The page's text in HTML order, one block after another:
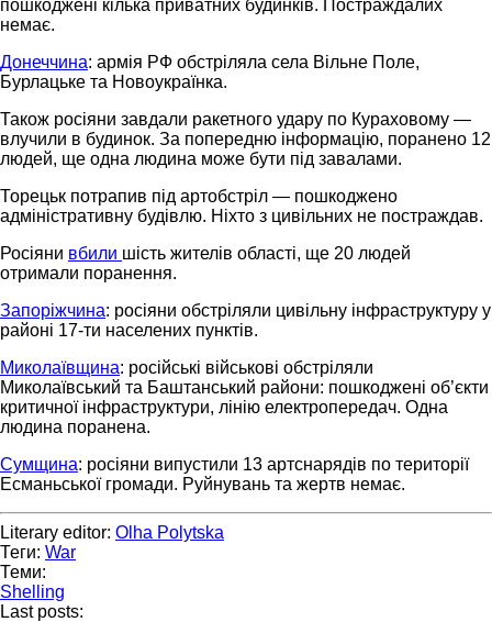
пошкоджені кілька приватних будинків. Постраждалих
немає.
Донеччина: армія РФ обстріляла села Вільне Поле,
Бурлацьке та Новоукраїнка.
Також росіяни завдали ракетного удару по Кураховому —
влучили в будинок. За попередню інформацію, поранено 12
людей, ще одна людина може бути під завалами.
Торецьк потрапив під артобстріл — пошкоджено
адміністративну будівлю. Ніхто з цивільних не постраждав.
Росіяни вбили шість жителів області, ще 20 людей
отримали поранення.
Запоріжчина: росіяни обстріляли цивільну інфраструктуру у
районі 17-ти населених пунктів.
Миколаївщина: російські військові обстріляли
Миколаївський та Баштанський райони: пошкоджені об’єкти
критичної інфраструктури, лінію електропередач. Одна
людина поранена.
Сумщина: росіяни випустили 13 артснарядів по території
Есманьської громади. Руйнувань та жертв немає.
Literary editor: Olha Polytska
Теги: War
Теми:
Shelling
Last posts: